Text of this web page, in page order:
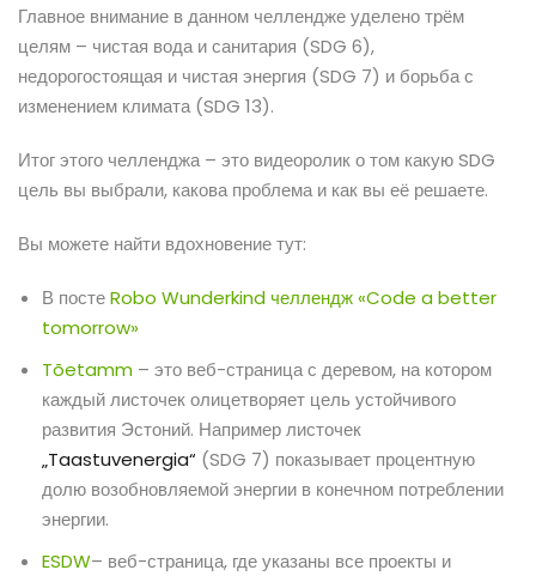
Главное внимание в данном челлендже уделено трём
целям – чистая вода и санитария (SDG 6),
недорогостоящая и чистая энергия (SDG 7) и борьба с
изменением климата (SDG 13).
Итог этого челленджа – это видеоролик о том какую SDG
цель вы выбрали, какова проблема и как вы её решаете.
Вы можете найти вдохновение тут:
В постеRobo Wunderkind челлендж «Code a better
tomorrow»
Tõetamm – это веб-страница с деревом, на котором
каждый листочек олицетворяет цель устойчивого
развития Эстоний. Например листочек
„Taastuvenergia“ (SDG 7) показывает процентную
долю возобновляемой энергии в конечном потреблении
энергии.
ESDW– веб-страница, где указаны все проекты и